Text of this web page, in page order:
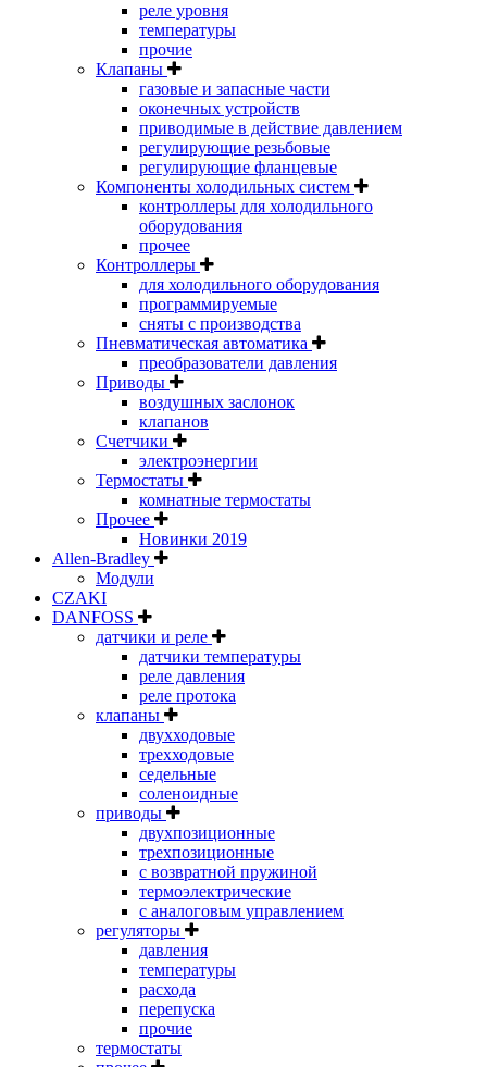
реле уровня
температуры
прочие
Клапаны
газовые и запасные части
оконечных устройств
приводимые в действие давлением
регулирующие резьбовые
регулирующие фланцевые
Компоненты холодильных систем
контроллеры для холодильного
оборудования
прочее
Контроллеры
для холодильного оборудования
программируемые
сняты с производства
Пневматическая автоматика
преобразователи давления
Приводы
воздушных заслонок
клапанов
Счетчики
электроэнергии
Термостаты
комнатные термостаты
Прочее
Новинки 2019
Allen-Bradley
Модули
CZAKI
DANFOSS
датчики и реле
датчики температуры
реле давления
реле протока
клапаны
двухходовые
трехходовые
седельные
соленоидные
приводы
двухпозиционные
трехпозиционные
с возвратной пружиной
термоэлектрические
с аналоговым управлением
регуляторы
давления
температуры
расхода
перепуска
прочие
термостаты